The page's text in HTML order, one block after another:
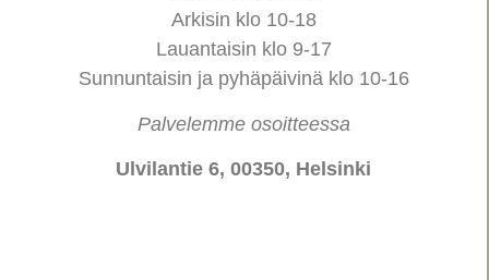
Arkisin klo 10-18
Lauantaisin klo 9-17
Sunnuntaisin ja pyhäpäivinä klo 10-16
Palvelemme osoitteessa
Ulvilantie 6, 00350, Helsinki